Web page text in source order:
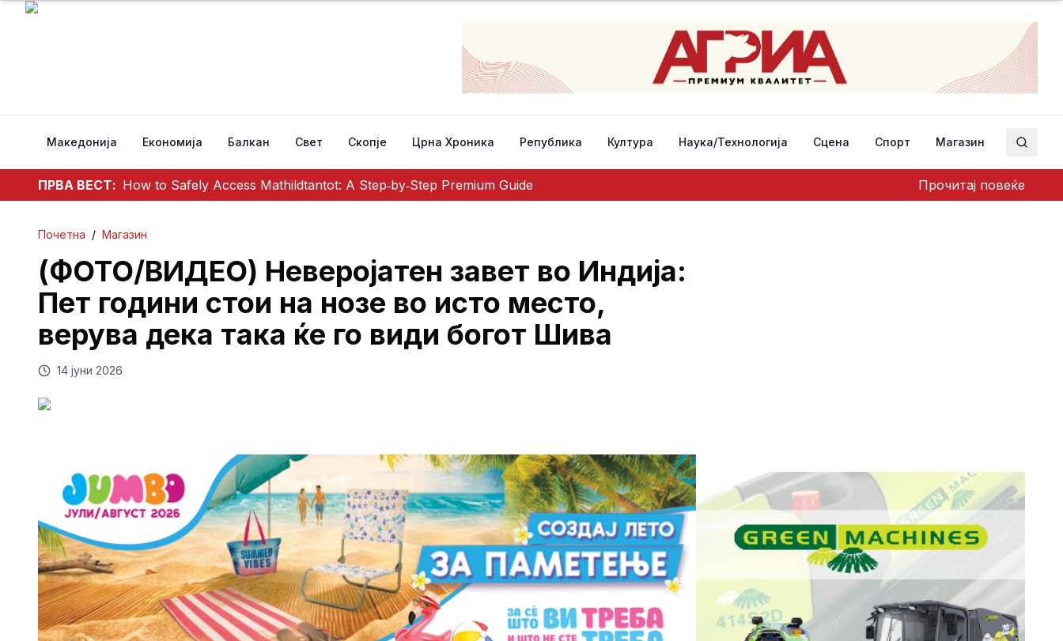
Македонија Економија Балкан Свет Скопје Црна Хроника Република Култура Наука/Технологија Сцена Спорт Магазин
ПРВА ВЕСТ: How to Safely Access Mathildtantot: A Step‑by‑Step Premium Guide Прочитај повеќе
Почетна / Магазин
(ФОТО/ВИДЕО) Неверојатен завет во Индија:
Пет години стои на нозе во исто место,
верува дека така ќе го види богот Шива
14 јуни 2026